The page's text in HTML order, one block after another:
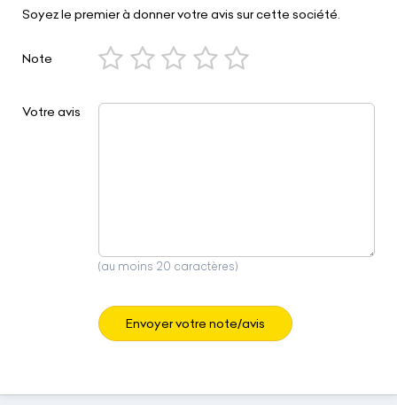
Soyez le premier à donner votre avis sur cette société.
Note
Votre avis
(au moins 20 caractères)
Envoyer votre note/avis